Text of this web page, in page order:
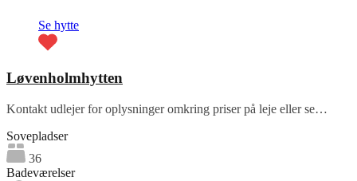
Se hytte
Løvenholmhytten
Kontakt udlejer for oplysninger omkring priser på leje eller se…
Sovepladser
36
Badeværelser